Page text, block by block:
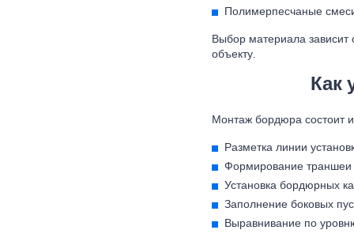
Полимерпесчаные
Выбор материала зависит
объекту.
Как
Монтаж бордюра состоит
Разметка линии
Формирование
Установка бордюрных
Заполнение боковых
Выравнивание по